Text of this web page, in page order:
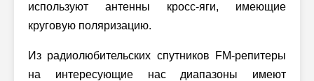
используют антенны кросс-яги, имеющие
круговую поляризацию.
Из радиолюбительских спутников FM-репитеры
на интересующие нас диапазоны имеют